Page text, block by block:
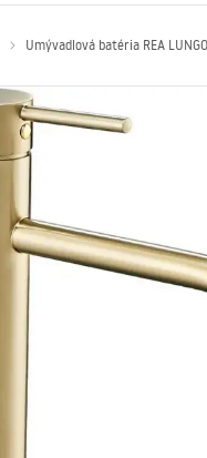
Umývadlová batéria REA